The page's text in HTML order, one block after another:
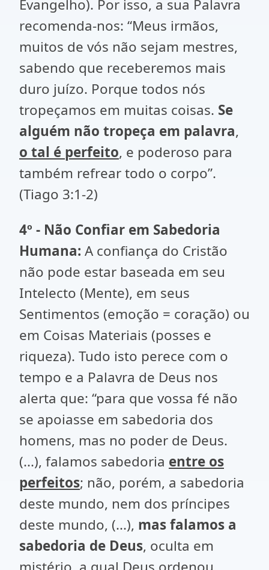
Evangelho). Por isso, a sua Palavra
recomenda-nos: “Meus irmãos,
muitos de vós não sejam mestres,
sabendo que receberemos mais
duro juízo. Porque todos nós
tropeçamos em muitas coisas. Se
alguém não tropeça em palavra,
o tal é perfeito, e poderoso para
também refrear todo o corpo”.
(Tiago 3:1-2)
4º - Não Confiar em Sabedoria
Humana: A confiança do Cristão
não pode estar baseada em seu
Intelecto (Mente), em seus
Sentimentos (emoção = coração) ou
em Coisas Materiais (posses e
riqueza). Tudo isto perece com o
tempo e a Palavra de Deus nos
alerta que: “para que vossa fé não
se apoiasse em sabedoria dos
homens, mas no poder de Deus.
(...), falamos sabedoria entre os
perfeitos; não, porém, a sabedoria
deste mundo, nem dos príncipes
deste mundo, (...), mas falamos a
sabedoria de Deus, oculta em